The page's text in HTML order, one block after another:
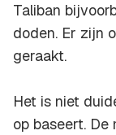
Taliban
doden. Er zijn
geraakt.
Het is niet
op baseert.